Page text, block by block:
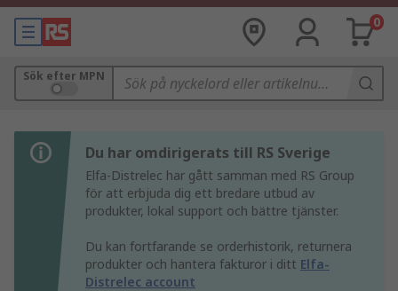
0
Sök efter MPN
Du har omdirigerats till RS Sverige
Elfa-Distrelec har gått samman med RS Group
för att erbjuda dig ett bredare utbud av
produkter, lokal support och bättre tjänster.
Du kan fortfarande se orderhistorik, returnera
produkter och hantera fakturor i ditt Elfa-
Distrelec account